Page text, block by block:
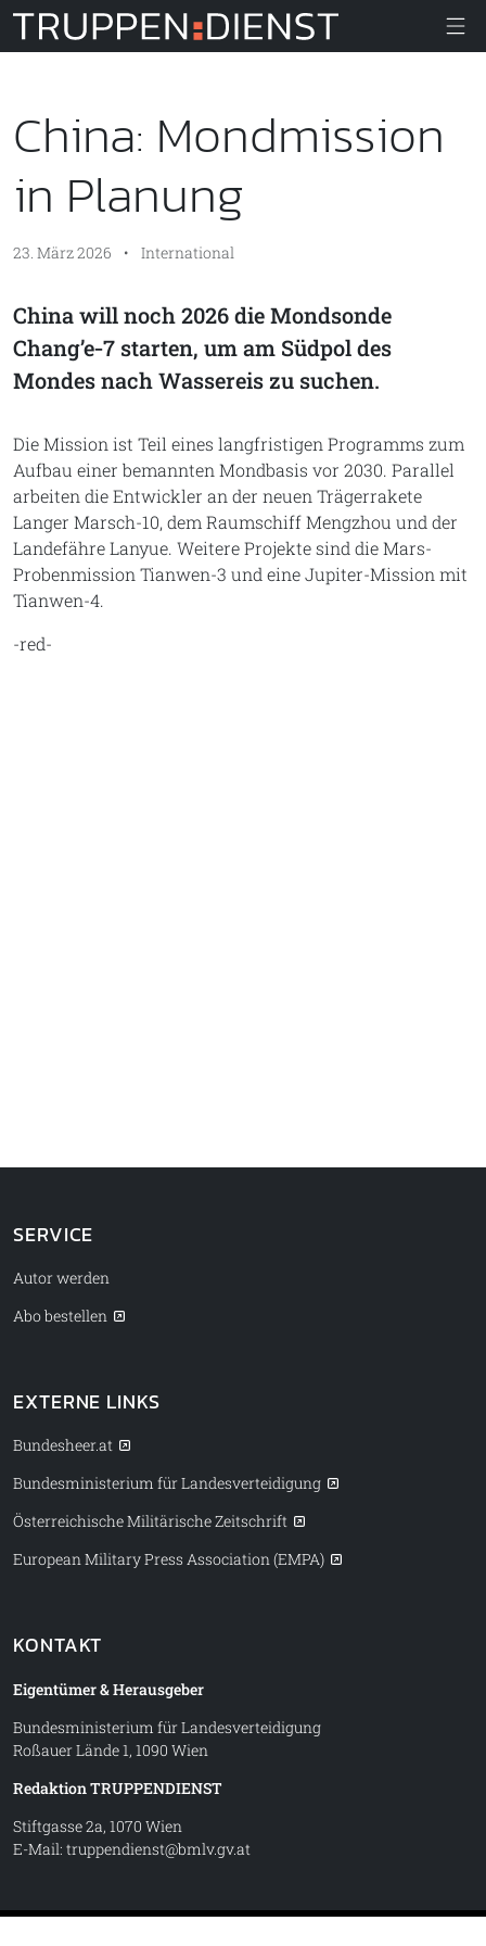
Truppendienst
China: Mondmission
in Planung
23. März 2026 • International
China will noch 2026 die Mondsonde
Chang’e‑7 starten, um am Südpol des
Mondes nach Wassereis zu suchen.
Die Mission ist Teil eines langfristigen Programms zum
Aufbau einer bemannten Mondbasis vor 2030. Parallel
arbeiten die Entwickler an der neuen Trägerrakete
Langer Marsch-10, dem Raumschiff Mengzhou und der
Landefähre Lanyue. Weitere Projekte sind die Mars-
Probenmission Tianwen-3 und eine Jupiter-Mission mit
Tianwen-4.
-red-
SERVICE
Autor werden
Abo bestellen
EXTERNE LINKS
Bundesheer.at
Bundesministerium für Landesverteidigung
Österreichische Militärische Zeitschrift
European Military Press Association (EMPA)
KONTAKT
Eigentümer & Herausgeber
Bundesministerium für Landesverteidigung
Roßauer Lände 1, 1090 Wien
Redaktion TRUPPENDIENST
Stiftgasse 2a, 1070 Wien
E-Mail: truppendienst@bmlv.gv.at